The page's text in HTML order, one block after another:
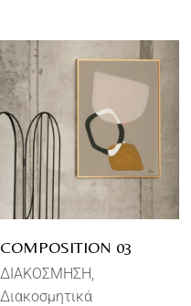
COMPOSITION 03
ΔΙΑΚΟΣΜΗΣΗ
Διακοσμητικά